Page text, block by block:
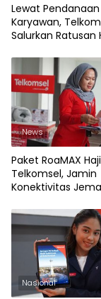
Lewat
Karyawan,
Salurkan Ratusan
News
Paket RoaMAX
Telkomsel, Jamin
Konektivitas
Nasional